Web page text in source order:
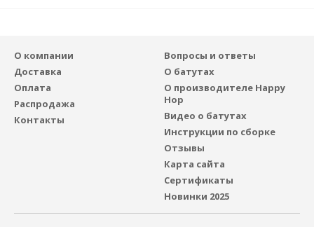
О компании
Доставка
Оплата
Распродажа
Контакты
Вопросы и ответы
О батутах
О производителе Happy
Hop
Видео о батутах
Инструкции по сборке
Отзывы
Карта сайта
Сертификаты
Новинки 2025